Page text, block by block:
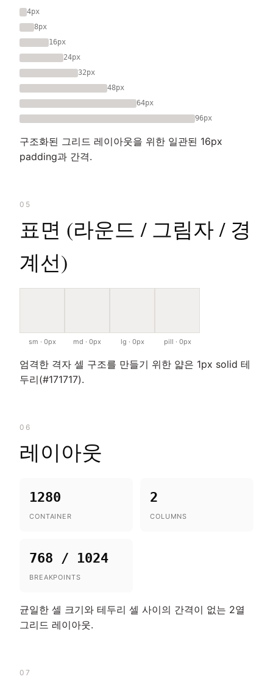
4px
8px
16px
24px
32px
48px
64px
96px
구조화된 그리드 레이아웃을 위한 일관된 16px
padding과 간격.
05
표면 (라운드 / 그림자 / 경
계선)
sm · 0px md · 0px lg · 0px pill · 0px
엄격한 격자 셀 구조를 만들기 위한 얇은 1px solid 테
두리(#171717).
06
레이아웃
1280
CONTAINER
2
COLUMNS
768 / 1024
BREAKPOINTS
균일한 셀 크기와 테두리 셀 사이의 간격이 없는 2열
그리드 레이아웃.
07